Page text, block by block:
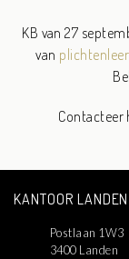
KB van 27
van
Contacteer
KANTOOR LANDEN
Postlaan 1W3
3400 Landen